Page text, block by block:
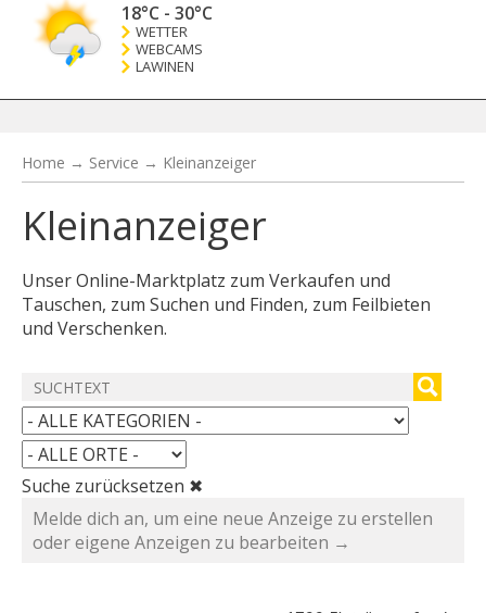
18°C - 30°C
WETTER
WEBCAMS
LAWINEN
Home → Service → Kleinanzeiger
Kleinanzeiger
Unser Online-Marktplatz zum Verkaufen und
Tauschen, zum Suchen und Finden, zum Feilbieten
und Verschenken.
Suche zurücksetzen ✖
Melde dich an, um eine neue Anzeige zu erstellen
oder eigene Anzeigen zu bearbeiten →